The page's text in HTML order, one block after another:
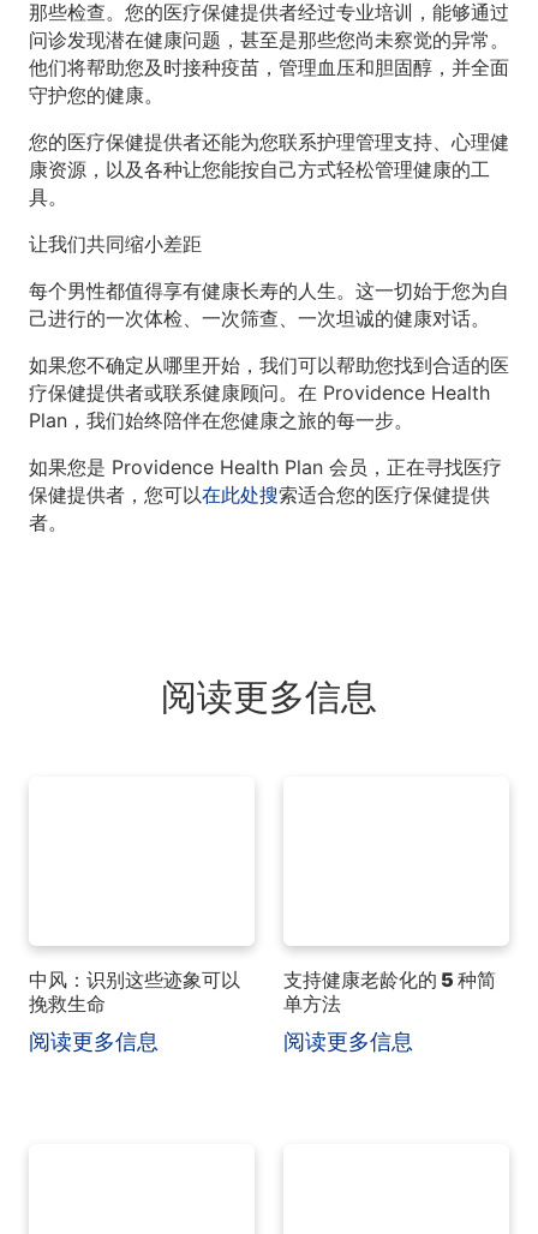
那些检查。您的医疗保健提供者经过专业培训，能够通过
问诊发现潜在健康问题，甚至是那些您尚未察觉的异常。
他们将帮助您及时接种疫苗，管理血压和胆固醇，并全面
守护您的健康。
您的医疗保健提供者还能为您联系护理管理支持、心理健
康资源，以及各种让您能按自己方式轻松管理健康的工
具。
让我们共同缩小差距
每个男性都值得享有健康长寿的人生。这一切始于您为自
己进行的一次体检、一次筛查、一次坦诚的健康对话。
如果您不确定从哪里开始，我们可以帮助您找到合适的医
疗保健提供者或联系健康顾问。在 Providence Health
Plan，我们始终陪伴在您健康之旅的每一步。
如果您是 Providence Health Plan 会员，正在寻找医疗
保健提供者，您可以在此处搜索适合您的医疗保健提供
者。
阅读更多信息
中风：识别这些迹象可以
挽救生命
阅读更多信息
支持健康老龄化的 5 种简
单方法
阅读更多信息